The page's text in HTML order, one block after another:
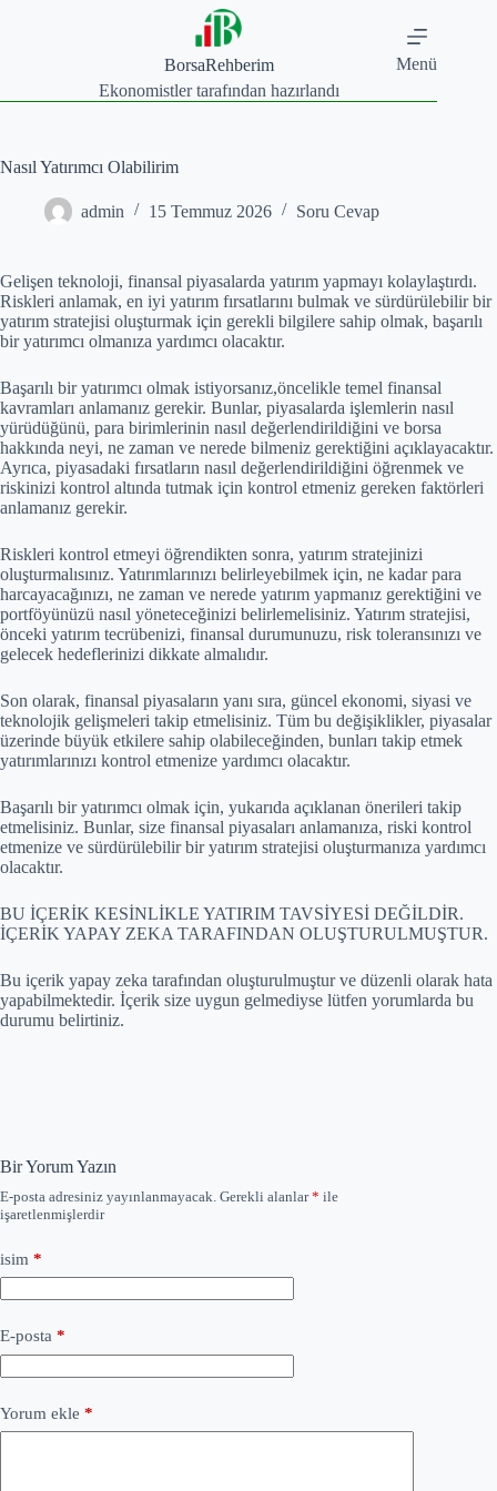
BorsaRehberim
Ekonomistler tarafından hazırlandı
Menü
Nasıl Yatırımcı Olabilirim
admin 15 Temmuz 2026 Soru Cevap
Gelişen teknoloji, finansal piyasalarda yatırım yapmayı kolaylaştırdı.
Riskleri anlamak, en iyi yatırım fırsatlarını bulmak ve sürdürülebilir bir
yatırım stratejisi oluşturmak için gerekli bilgilere sahip olmak, başarılı
bir yatırımcı olmanıza yardımcı olacaktır.
Başarılı bir yatırımcı olmak istiyorsanız,öncelikle temel finansal
kavramları anlamanız gerekir. Bunlar, piyasalarda işlemlerin nasıl
yürüdüğünü, para birimlerinin nasıl değerlendirildiğini ve borsa
hakkında neyi, ne zaman ve nerede bilmeniz gerektiğini açıklayacaktır.
Ayrıca, piyasadaki fırsatların nasıl değerlendirildiğini öğrenmek ve
riskinizi kontrol altında tutmak için kontrol etmeniz gereken faktörleri
anlamanız gerekir.
Riskleri kontrol etmeyi öğrendikten sonra, yatırım stratejinizi
oluşturmalısınız. Yatırımlarınızı belirleyebilmek için, ne kadar para
harcayacağınızı, ne zaman ve nerede yatırım yapmanız gerektiğini ve
portföyünüzü nasıl yöneteceğinizi belirlemelisiniz. Yatırım stratejisi,
önceki yatırım tecrübenizi, finansal durumunuzu, risk toleransınızı ve
gelecek hedeflerinizi dikkate almalıdır.
Son olarak, finansal piyasaların yanı sıra, güncel ekonomi, siyasi ve
teknolojik gelişmeleri takip etmelisiniz. Tüm bu değişiklikler, piyasalar
üzerinde büyük etkilere sahip olabileceğinden, bunları takip etmek
yatırımlarınızı kontrol etmenize yardımcı olacaktır.
Başarılı bir yatırımcı olmak için, yukarıda açıklanan önerileri takip
etmelisiniz. Bunlar, size finansal piyasaları anlamanıza, riski kontrol
etmenize ve sürdürülebilir bir yatırım stratejisi oluşturmanıza yardımcı
olacaktır.
BU İÇERİK KESİNLİKLE YATIRIM TAVSİYESİ DEĞİLDİR.
İÇERİK YAPAY ZEKA TARAFINDAN OLUŞTURULMUŞTUR.
Bu içerik yapay zeka tarafından oluşturulmuştur ve düzenli olarak hata
yapabilmektedir. İçerik size uygun gelmediyse lütfen yorumlarda bu
durumu belirtiniz.
Bir Yorum Yazın
E-posta adresiniz yayınlanmayacak. Gerekli alanlar* ile
işaretlenmişlerdir
isim *
E-posta *
Yorum ekle *